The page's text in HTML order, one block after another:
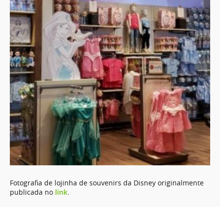
Fotografia de lojinha de souvenirs da Disney originalmente
publicada no link.